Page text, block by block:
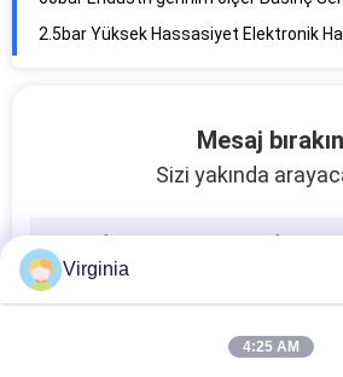
Mesaj bırakın
Sizi yakında
Virginia
4:25 AM